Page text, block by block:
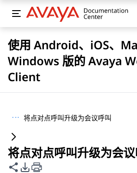
使用 Android、iOS、
Windows 版的 Avaya
Client
··· 将点对点呼叫升级为会议呼叫
将点对点呼叫升级为会
共享此页面
PDF 导出选项